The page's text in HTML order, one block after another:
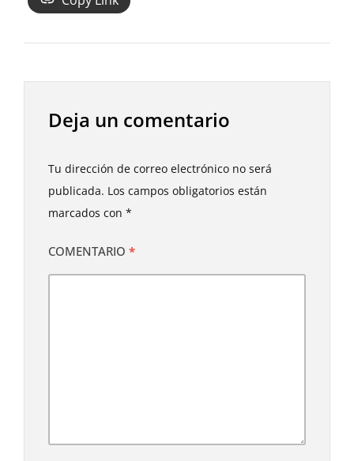
Deja un comentario
Tu dirección de correo electrónico no será
publicada. Los campos obligatorios están
marcados con *
COMENTARIO *